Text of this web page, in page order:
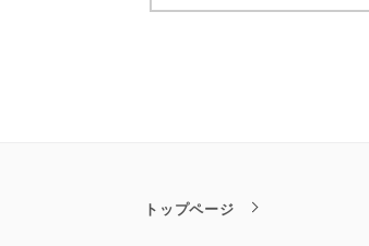
トップページ